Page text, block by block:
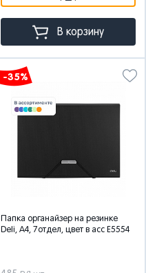
В корзину
-35%
Папка органайзер на резинке
Deli, А4, 7отдел, цвет в асс E5554